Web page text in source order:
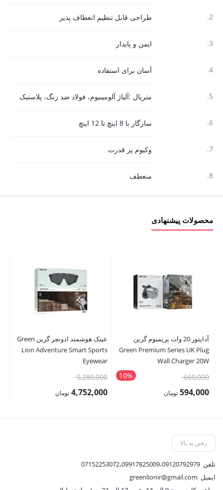
2. طراحی قابل تنظیم انعطاف پذیر
3. ایمن و پایدار
4. آسان برای استفاده
5. متریال :آلیاژ آلومینیوم، فولاد ضد زنگ، پلاستیک
6. سازگار با 8 اینچ تا 12 اینچ
7. وکیوم پر قدرت
8. منعطف
محصولات پیشنهادی
آداپتور 20 وات پریمیوم گرین
Green Premium Series UK Plug
Wall Charger 20W
10% 660,000قیمت
اصلی:594,000 تومان
594,000 تومان.
عینک هوشمند ادونچر گرین Green
Lion Adventure Smart Sports
Eyewear
5,280,000قیمت
اصلی:4,752,000 تومان
رفتن به بالا
تلفن 07152253072،09917825009،09120792979
ایمیل greenlionir@gmail.com